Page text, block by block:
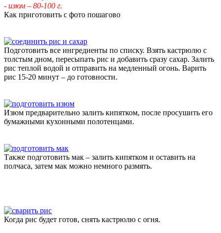
- изюм – 80-100 г.
Как приготовить с фото пошагово
Подготовить все ингредиенты по списку. Взять кастрюлю с
толстым дном, пересыпать рис и добавить сразу сахар. Залить
рис теплой водой и отправить на медленный огонь. Варить
рис 15-20 минут – до готовности.
Изюм предварительно залить кипятком, после просушить его
бумажными кухонными полотенцами.
Также подготовить мак – залить кипятком и оставить на
полчаса, затем мак можно немного размять.
Когда рис будет готов, снять кастрюлю с огня.